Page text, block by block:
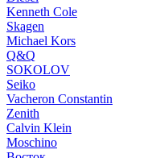
Kenneth Cole
Skagen
Michael Kors
Q&Q
SOKOLOV
Seiko
Vacheron Constantin
Zenith
Calvin Klein
Moschino